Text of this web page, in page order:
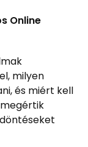
Online
milyen
és miért kell